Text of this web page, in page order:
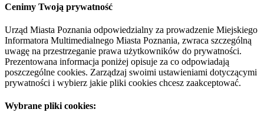
Cenimy Twoją prywatność
Urząd Miasta Poznania odpowiedzialny za prowadzenie Miejskiego
Informatora Multimedialnego Miasta Poznania, zwraca szczególną
uwagę na przestrzeganie prawa użytkowników do prywatności.
Prezentowana informacja poniżej opisuje za co odpowiadają
poszczególne cookies. Zarządzaj swoimi ustawieniami dotyczącymi
prywatności i wybierz jakie pliki cookies chcesz zaakceptować.
Wybrane pliki cookies: